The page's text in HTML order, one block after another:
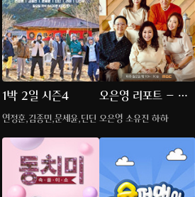
1박 2일 시즌4
연정훈,김종민,문세윤,딘딘
오은영 리포트 – 결
혼 지옥
오은영 소유진 하하